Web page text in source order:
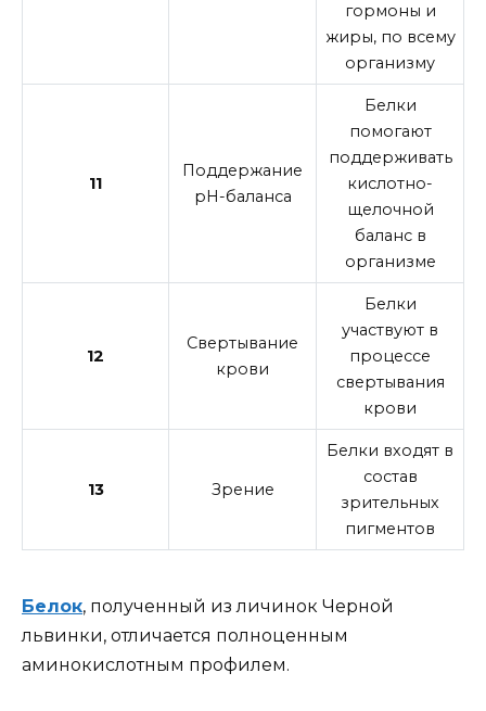
гормоны и
жиры, по всему
организму
11
Поддержание
pH-баланса
Белки
помогают
поддерживать
кислотно-
щелочной
баланс в
организме
12
Свертывание
крови
Белки
участвуют в
процессе
свертывания
крови
13 Зрение
Белки входят в
состав
зрительных
пигментов
Белок, полученный из личинок Черной
львинки, отличается полноценным
аминокислотным профилем.